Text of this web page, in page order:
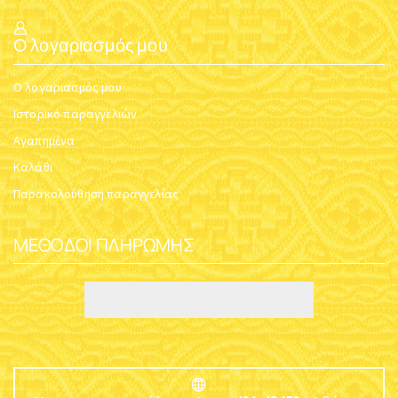
Ο λογαριασμός μου
Ο λογαριασμός μου
Ιστορικό παραγγελιών
Αγαπημένα
Καλάθι
Παρακολούθηση παραγγελίας
ΜΈΘΟΔΟΙ ΠΛΗΡΩΜΉΣ